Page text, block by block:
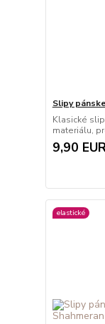
Slipy
Klasické
materiálu,
9,90
elastické